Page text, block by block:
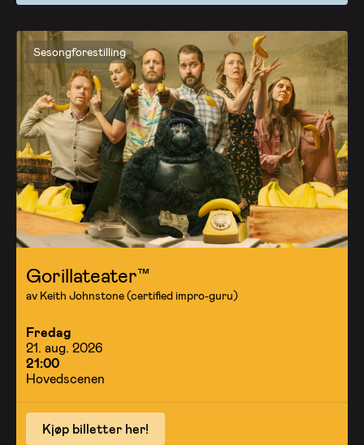
Sesongforestilling
Gorillateater™
av Keith Johnstone (certified impro-guru)
Fredag
21. aug. 2026
21:00
Hovedscenen
Kjøp billetter her!